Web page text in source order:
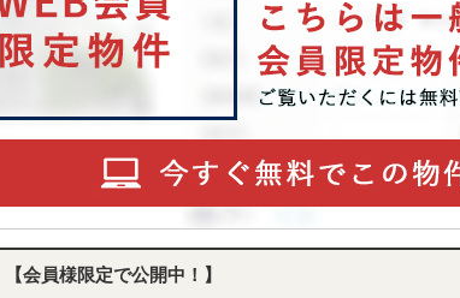
【会員様限定で公開中！】